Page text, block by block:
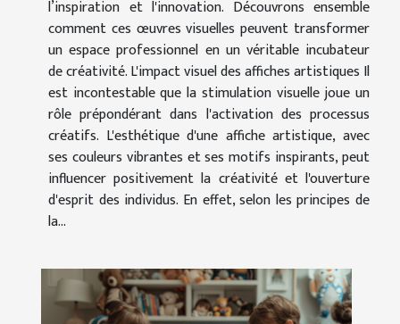
l’inspiration et l'innovation. Découvrons ensemble
comment ces œuvres visuelles peuvent transformer
un espace professionnel en un véritable incubateur
de créativité. L'impact visuel des affiches artistiques Il
est incontestable que la stimulation visuelle joue un
rôle prépondérant dans l'activation des processus
créatifs. L'esthétique d'une affiche artistique, avec
ses couleurs vibrantes et ses motifs inspirants, peut
influencer positivement la créativité et l'ouverture
d'esprit des individus. En effet, selon les principes de
la...